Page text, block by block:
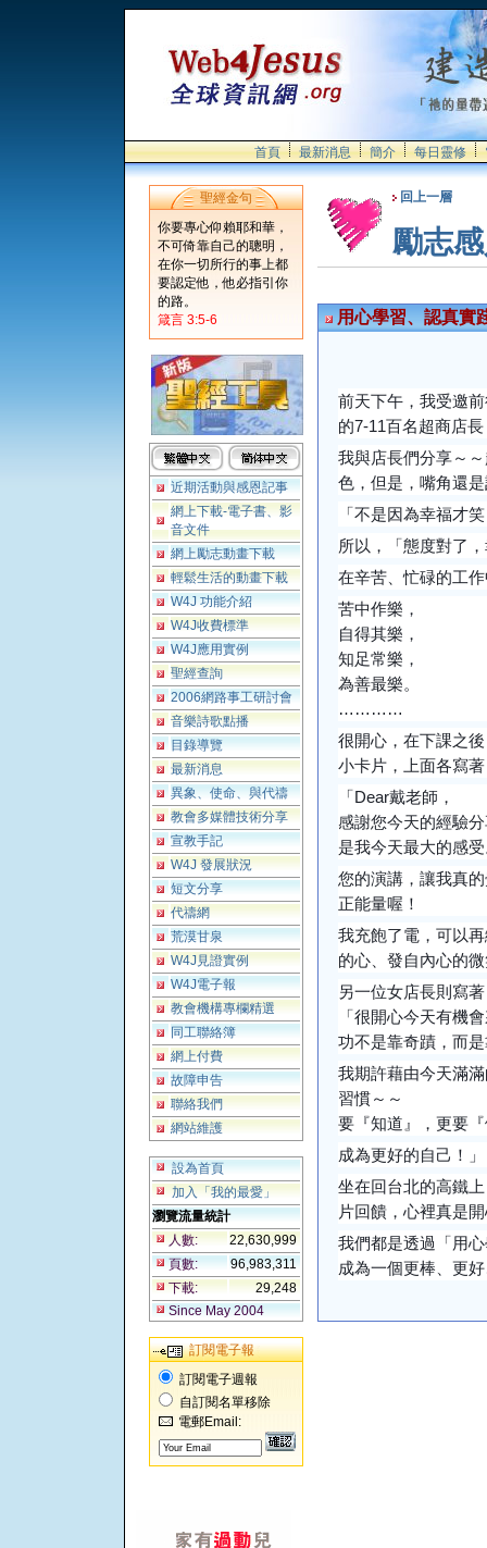
首頁 最新消息 簡介 每日靈修
聖經金句
你要專心仰賴耶和華，
不可倚靠自己的聰明，
在你一切所行的事上都
要認定他，他必指引你
的路。
箴言 3:5-6
近期活動與感恩記事
網上下載-電子書、影
音文件
網上勵志動畫下載
輕鬆生活的動畫下載
W4J 功能介紹
W4J收費標準
W4J應用實例
聖經查詢
2006網路事工研討會
音樂詩歌點播
目錄導覽
最新消息
異象、使命、與代禱
教會多媒體技術分享
宣教手記
W4J 發展狀況
短文分享
代禱網
荒漠甘泉
W4J見證實例
W4J電子報
教會機構專欄精選
同工聯絡簿
網上付費
故障申告
聯絡我們
網站維護
設為首頁
加入「我的最愛」
瀏覽流量統計
人數:
22,630,999
頁數:
96,983,311
下載:
29,248
Since May 2004
訂閱電子報
訂閱電子週報
自訂閱名單移除
電郵Email:
回上一層
勵志
用心學習、認真實
前天下午，我受邀
的7-11百名超商店
我與店長們分享～
色，但是，嘴角還
「不是因為幸福才
所以，「態度對了
在辛苦、忙碌的工
苦中作樂，
自得其樂，
知足常樂，
為善最樂。
…………
很開心，在下課之
小卡片，上面各寫
「Dear戴老師，
感謝您今天的經驗
是我今天最大的感
您的演講，讓我真
正能量喔！
我充飽了電，可以
的心、發自內心的
另一位女店長則寫
「很開心今天有機
功不是靠奇蹟，而
我期許藉由今天滿
習慣～～
要『知道』，更要
成為更好的自己！」
坐在回台北的高鐵
片回饋，心裡真是
我們都是透過「用
成為一個更棒、更